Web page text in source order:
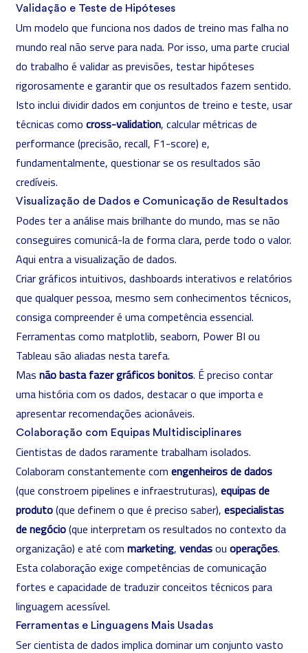
Validação e Teste de Hipóteses
Um modelo que funciona nos dados de treino mas falha no
mundo real não serve para nada. Por isso, uma parte crucial
do trabalho é validar as previsões, testar hipóteses
rigorosamente e garantir que os resultados fazem sentido.
Isto inclui dividir dados em conjuntos de treino e teste, usar
técnicas como cross-validation, calcular métricas de
performance (precisão, recall, F1-score) e,
fundamentalmente, questionar se os resultados são
credíveis.
Visualização de Dados e Comunicação de Resultados
Podes ter a análise mais brilhante do mundo, mas se não
conseguires comunicá-la de forma clara, perde todo o valor.
Aqui entra a visualização de dados.
Criar gráficos intuitivos, dashboards interativos e relatórios
que qualquer pessoa, mesmo sem conhecimentos técnicos,
consiga compreender é uma competência essencial.
Ferramentas como matplotlib, seaborn, Power BI ou
Tableau são aliadas nesta tarefa.
Mas não basta fazer gráficos bonitos. É preciso contar
uma história com os dados, destacar o que importa e
apresentar recomendações acionáveis.
Colaboração com Equipas Multidisciplinares
Cientistas de dados raramente trabalham isolados.
Colaboram constantemente com engenheiros de dados
(que constroem pipelines e infraestruturas), equipas de
produto(que definem o que é preciso saber), especialistas
de negócio(que interpretam os resultados no contexto da
organização) e até com marketing, vendasou operações.
Esta colaboração exige competências de comunicação
fortes e capacidade de traduzir conceitos técnicos para
linguagem acessível.
Ferramentas e Linguagens Mais Usadas
Ser cientista de dados implica dominar um conjunto vasto